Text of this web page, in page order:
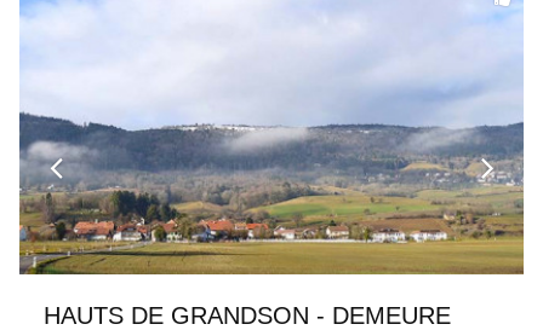
HAUTS DE GRANDSON - DEMEURE